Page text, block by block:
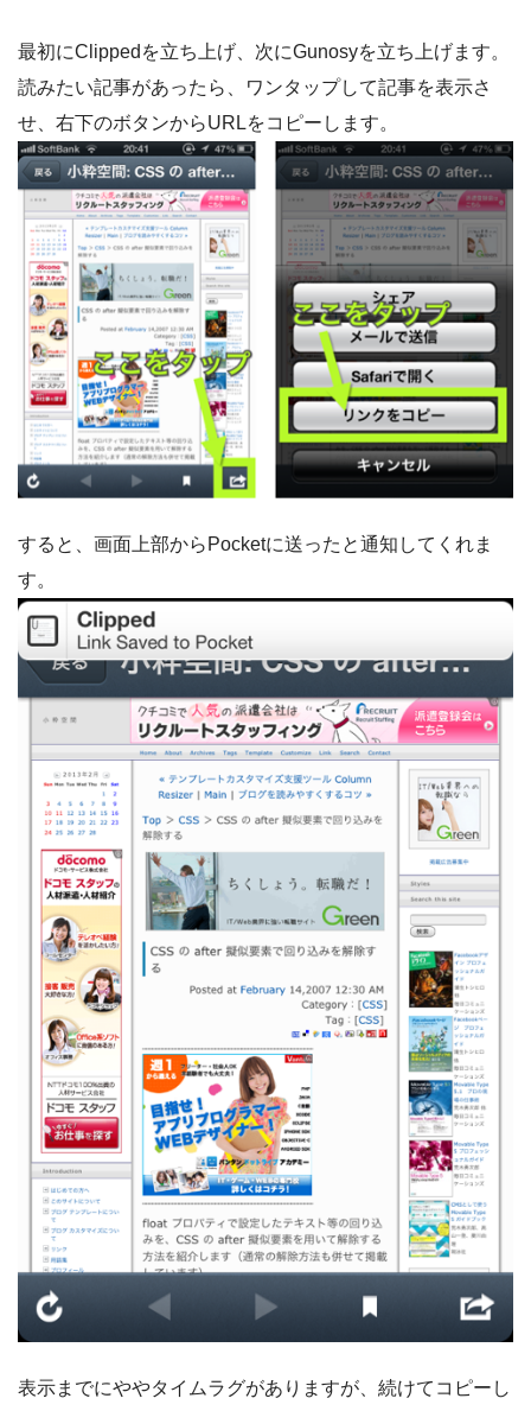
最初にClippedを立ち上げ、次にGunosyを立ち上げます。
読みたい記事があったら、ワンタップして記事を表示さ
せ、右下のボタンからURLをコピーします。
すると、画面上部からPocketに送ったと通知してくれま
す。
表示までにややタイムラグがありますが、続けてコピーし